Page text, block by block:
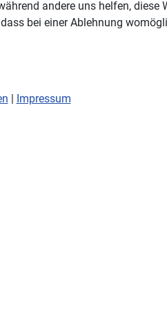
andere uns helfen,
bei einer Ablehnung
| Impressum